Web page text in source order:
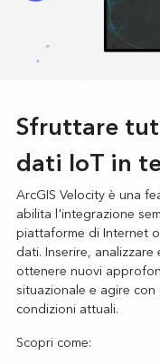
Sfruttare
dati IoT in
ArcGIS Velocity è una
abilita l'integrazione
piattaforme di Internet
dati. Inserire,
ottenere nuovi
situazionale e agire
condizioni attuali.
Scopri come: